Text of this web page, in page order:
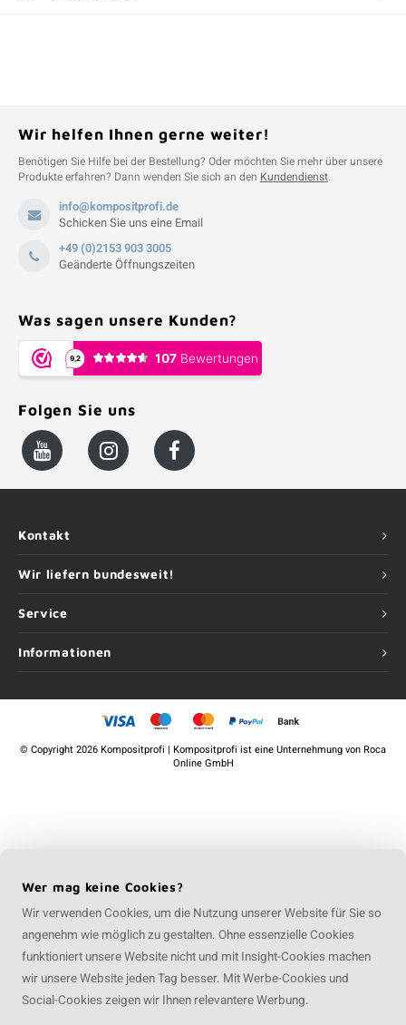
Wir helfen Ihnen gerne weiter!
Benötigen Sie Hilfe bei der Bestellung? Oder möchten Sie mehr über unsere
Produkte erfahren? Dann wenden Sie sich an den Kundendienst.
info@kompositprofi.de
Schicken Sie uns eine Email
+49 (0)2153 903 3005
Geänderte Öffnungszeiten
Was sagen unsere Kunden?
Folgen Sie uns
Kontakt
Wir liefern bundesweit!
Service
Informationen
©Copyright2026 Kompositprofi | Kompositprofi ist eine Unternehmung vonRoca
Online GmbH
Wer mag keine Cookies?
Wir verwenden Cookies, um die Nutzung unserer Website für Sie so
angenehm wie möglich zu gestalten. Ohne essenzielle Cookies
funktioniert unsere Website nicht und mit Insight-Cookies machen
wir unsere Website jeden Tag besser. Mit Werbe-Cookies und
Social-Cookies zeigen wir Ihnen relevantere Werbung.